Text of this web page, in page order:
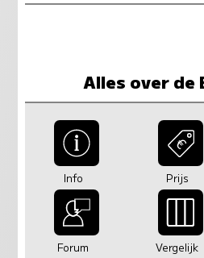
Alles over de
Info Prijs
Forum Vergelijk